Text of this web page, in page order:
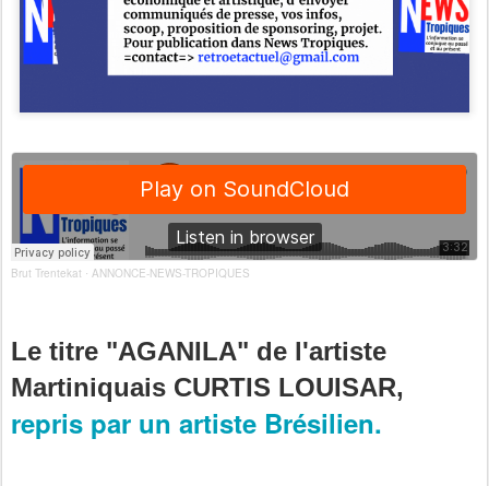
Brut Trentekat · ANNONCE-NEWS-TROPIQUES
Le titre "AGANILA" de l'artiste
Martiniquais CURTIS LOUISAR,
repris par un artiste Brésilien.